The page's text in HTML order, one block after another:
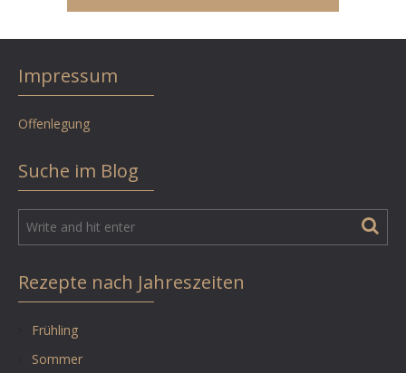
Impressum
Offenlegung
Suche im Blog
Rezepte nach Jahreszeiten
Frühling
Sommer